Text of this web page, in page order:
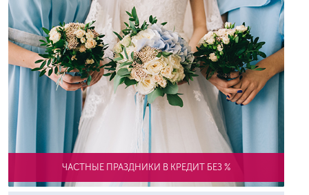
ЧАСТНЫЕ ПРАЗДНИКИ В КРЕДИТ БЕЗ %